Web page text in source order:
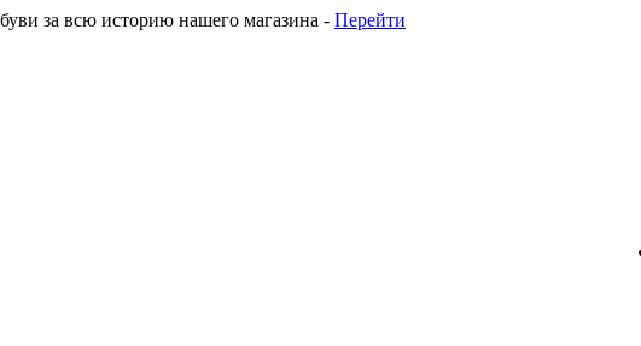
за всю историю нашего магазина - Перейти